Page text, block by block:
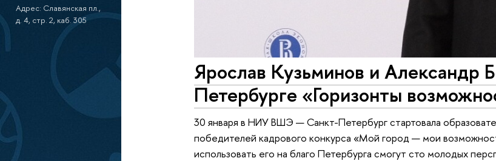
Адрес: Славянская пл.,
д. 4, стр. 2, каб. 305
Ярослав Кузьминов и Александр
Петербурге «Горизонты
30 января в НИУ ВШЭ — Санкт-Петербург стартовала
победителей кадрового конкурса «Мой город — мои
использовать его на благо Петербурга смогут сто молодых